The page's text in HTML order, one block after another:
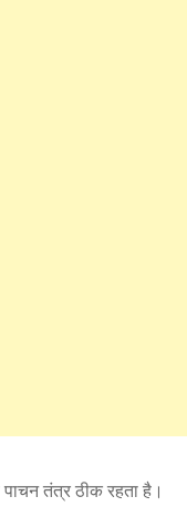
तंत्र ठीक रहता है।